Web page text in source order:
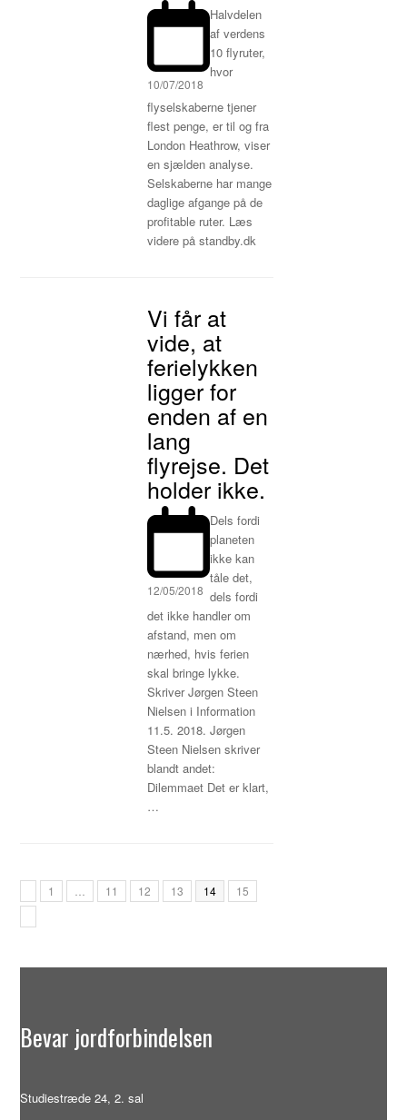
10/07/2018
Halvdelen
af verdens
10 flyruter,
hvor
flyselskaberne tjener
flest penge, er til og fra
London Heathrow, viser
en sjælden analyse.
Selskaberne har mange
daglige afgange på de
profitable ruter. Læs
videre på standby.dk
Vi får at
vide, at
ferielykken
ligger for
enden af en
lang
flyrejse. Det
holder ikke.
12/05/2018
Dels fordi
planeten
ikke kan
tåle det,
dels fordi
det ikke handler om
afstand, men om
nærhed, hvis ferien
skal bringe lykke.
Skriver Jørgen Steen
Nielsen i Information
11.5. 2018. Jørgen
Steen Nielsen skriver
blandt andet:
Dilemmaet Det er klart,
…
PreviousPage
1 Page
11 Page
12 Page
13 Page
14 Page
15
Bevar jordforbindelsen
Studiestræde 24, 2. sal